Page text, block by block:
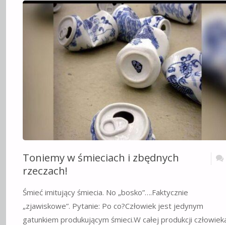
Toniemy w śmieciach i zbędnych
rzeczach!
Śmieć imitujący śmiecia. No „bosko”….Faktycznie
„zjawiskowe”. Pytanie: Po co?Człowiek jest jedynym
gatunkiem produkującym śmieci.W całej produkcji